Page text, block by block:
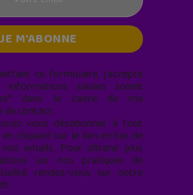
ce formulaire, j’accepte
saisies soient
dans le cadre de ma
de contact.
vous désabonner à tout
cliquant sur le lien en bas de
emails. Pour obtenir plus
sur nos pratiques de
rendez-vous sur notre